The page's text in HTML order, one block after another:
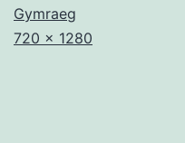
Gymraeg
Maint
720 × 1280